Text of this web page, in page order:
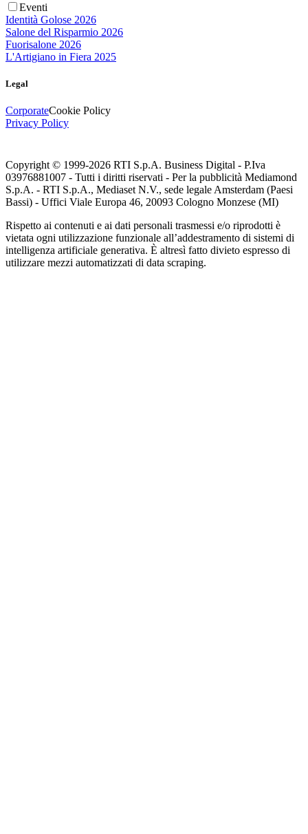
Eventi
Identità Golose 2026
Salone del Risparmio 2026
Fuorisalone 2026
L'Artigiano in Fiera 2025
Legal
CorporateCookie Policy
Privacy Policy
Copyright © 1999-2026 RTI S.p.A. Business Digital - P.Iva
03976881007 - Tutti i diritti riservati - Per la pubblicità Mediamond
S.p.A. - RTI S.p.A., Mediaset N.V., sede legale Amsterdam (Paesi
Bassi) - Uffici Viale Europa 46, 20093 Cologno Monzese (MI)
Rispetto ai contenuti e ai dati personali trasmessi e/o riprodotti è
vietata ogni utilizzazione funzionale all’addestramento di sistemi di
intelligenza artificiale generativa. È altresì fatto divieto espresso di
utilizzare mezzi automatizzati di data scraping.